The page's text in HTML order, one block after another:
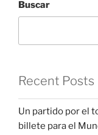
Buscar
Recent Posts
Un partido por el
billete para el